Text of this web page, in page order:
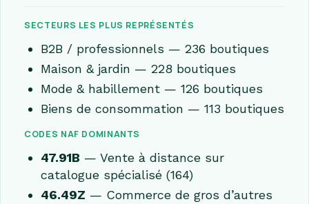
SECTEURS LES PLUS REPRÉSENTÉS
B2B / professionnels — 236 boutiques
Maison & jardin — 228 boutiques
Mode & habillement — 126 boutiques
Biens de consommation — 113 boutiques
CODES NAF DOMINANTS
47.91B — Vente à distance sur
catalogue spécialisé (164)
46.49Z — Commerce de gros d’autres